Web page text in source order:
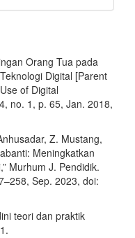
Orang Tua pada
Digital [Parent
of Digital
no. 1, p. 65, Jan. 2018,
Z. Mustang,
Meningkatkan
Murhum J. Pendidik.
Sep. 2023, doi:
teori dan praktik